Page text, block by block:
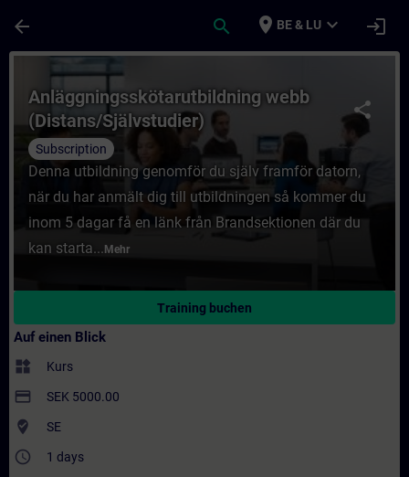
arrow_back search place BE & LU expand_more login
Kurs - Anläggningsskötarutbildning
share
Anläggningsskötarutbildning webb
(Distans/Självstudier)
Subscription
Denna utbildning genomför du själv framför datorn,
när du har anmält dig till utbildningen så kommer du
inom 5 dagar få en länk från Brandsektionen där du
kan starta... Mehr
Training buchen
Auf einen Blick
widgets Kurs
payment SEK 5000.00
where_to_vote SE
access_time 1 days